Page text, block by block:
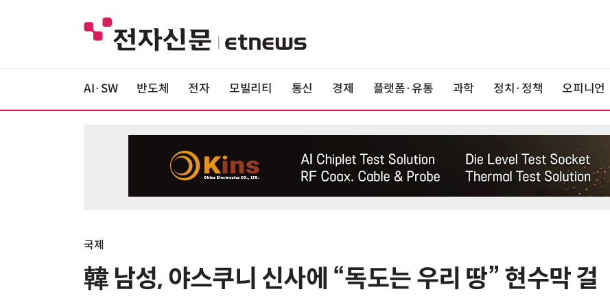
AI·SW 반도체 전자 모빌리티 통신 경제 플랫폼·유통 과학 정치·정책 오피니언
국제
韓 남성, 야스쿠니 신사에 “독도는 우리 땅” 현수막 걸
6
폭염에 다뉴브 강바닥서 드러난 '나